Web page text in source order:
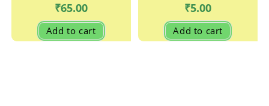
₹65.00
Add to cart
₹5.00
Add to cart